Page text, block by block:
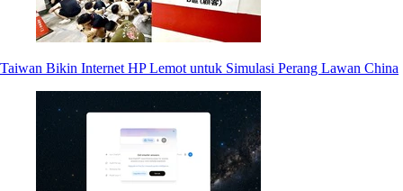
Taiwan Bikin Internet HP Lemot untuk Simulasi Perang Lawan China